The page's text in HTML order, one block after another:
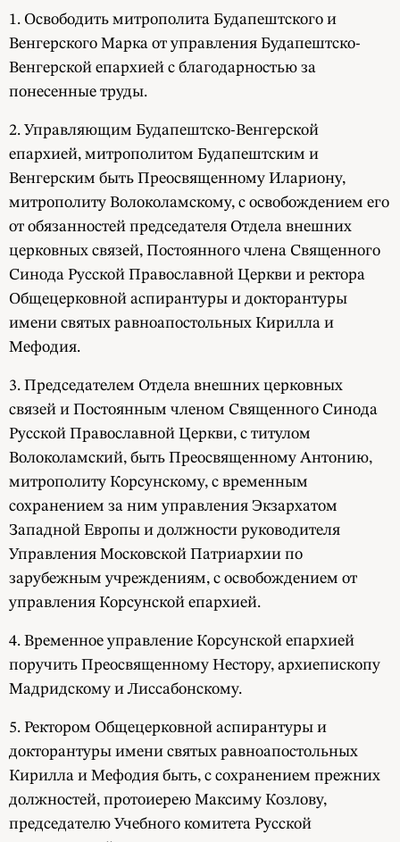
1. Освободить митрополита Будапештского и
Венгерского Марка от управления Будапештско-
Венгерской епархией с благодарностью за
понесенные труды.
2. Управляющим Будапештско-Венгерской
епархией, митрополитом Будапештским и
Венгерским быть Преосвященному Илариону,
митрополиту Волоколамскому, с освобождением его
от обязанностей председателя Отдела внешних
церковных связей, Постоянного члена Священного
Синода Русской Православной Церкви и ректора
Общецерковной аспирантуры и докторантуры
имени святых равноапостольных Кирилла и
Мефодия.
3. Председателем Отдела внешних церковных
связей и Постоянным членом Священного Синода
Русской Православной Церкви, с титулом
Волоколамский, быть Преосвященному Антонию,
митрополиту Корсунскому, с временным
сохранением за ним управления Экзархатом
Западной Европы и должности руководителя
Управления Московской Патриархии по
зарубежным учреждениям, с освобождением от
управления Корсунской епархией.
4. Временное управление Корсунской епархией
поручить Преосвященному Нестору, архиепископу
Мадридскому и Лиссабонскому.
5. Ректором Общецерковной аспирантуры и
докторантуры имени святых равноапостольных
Кирилла и Мефодия быть, с сохранением прежних
должностей, протоиерею Максиму Козлову,
председателю Учебного комитета Русской